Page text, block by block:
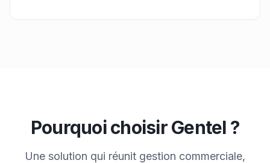
Pourquoi choisir Gentel ?
Une solution qui réunit gestion commerciale,